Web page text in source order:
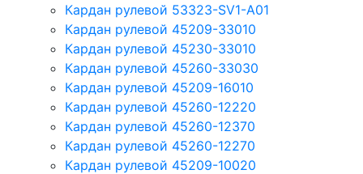
Кардан рулевой 53323-SV1-A01
Кардан рулевой 45209-33010
Кардан рулевой 45230-33010
Кардан рулевой 45260-33030
Кардан рулевой 45209-16010
Кардан рулевой 45260-12220
Кардан рулевой 45260-12370
Кардан рулевой 45260-12270
Кардан рулевой 45209-10020